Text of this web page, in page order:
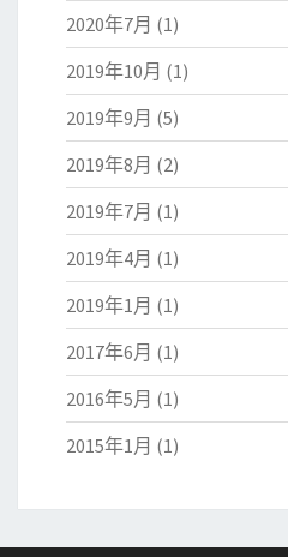
2020年7月 (1)
2019年10月 (1)
2019年9月 (5)
2019年8月 (2)
2019年7月 (1)
2019年4月 (1)
2019年1月 (1)
2017年6月 (1)
2016年5月 (1)
2015年1月 (1)